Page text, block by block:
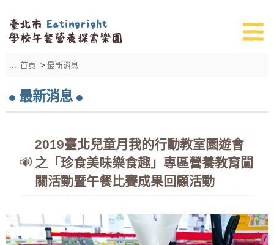
::: 首頁 > 最新消息
最新消息
2019臺北兒童月我的行動教室園遊會
之「珍食美味樂食趣」專區營養教育闖
關活動暨午餐比賽成果回顧活動